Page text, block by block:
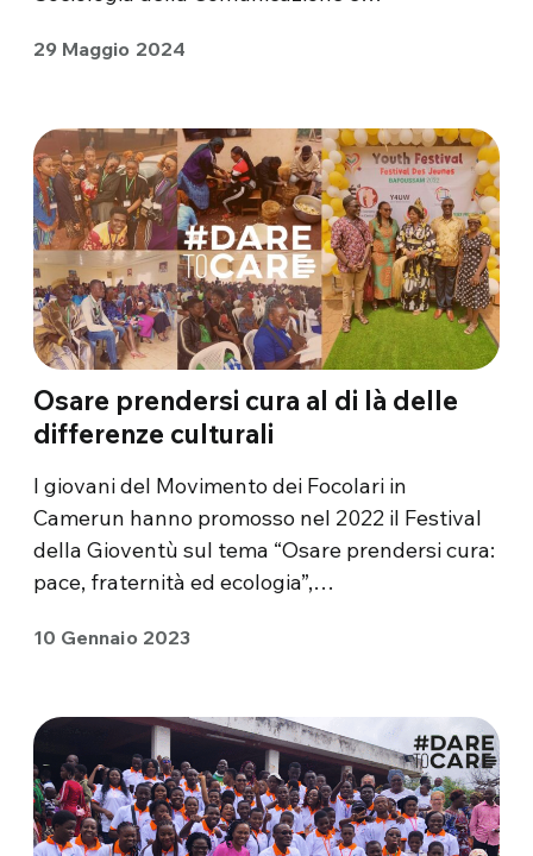
29 Maggio 2024
Osare prendersi cura al di là delle
differenze culturali
I giovani del Movimento dei Focolari in
Camerun hanno promosso nel 2022 il Festival
della Gioventù sul tema “Osare prendersi cura:
pace, fraternità ed ecologia”,…
10 Gennaio 2023